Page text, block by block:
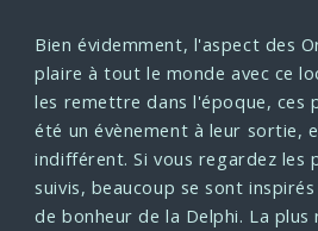
Bien évidemment, l'aspect des
plaire à tout le monde avec ce
les remettre dans l'époque, ces
été un évènement à leur sortie,
indifférent. Si vous regardez les
suivis, beaucoup se sont
de bonheur de la Delphi. La plus